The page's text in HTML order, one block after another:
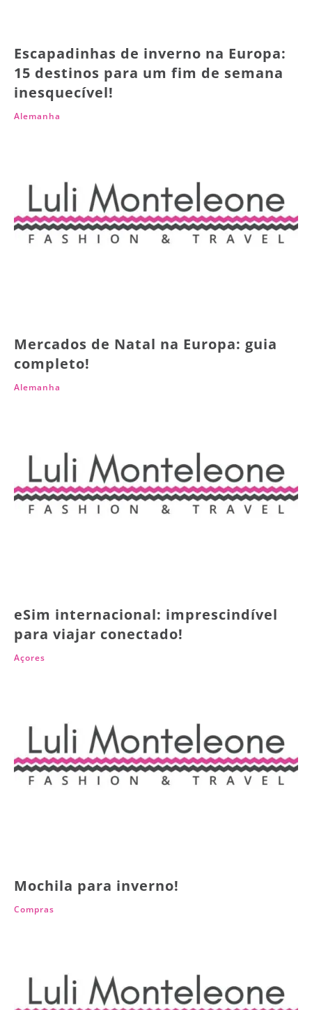
Escapadinhas de inverno na Europa:
15 destinos para um fim de semana
inesquecível!
Alemanha
Mercados de Natal na Europa: guia
completo!
Alemanha
eSim internacional: imprescindível
para viajar conectado!
Açores
Mochila para inverno!
Compras